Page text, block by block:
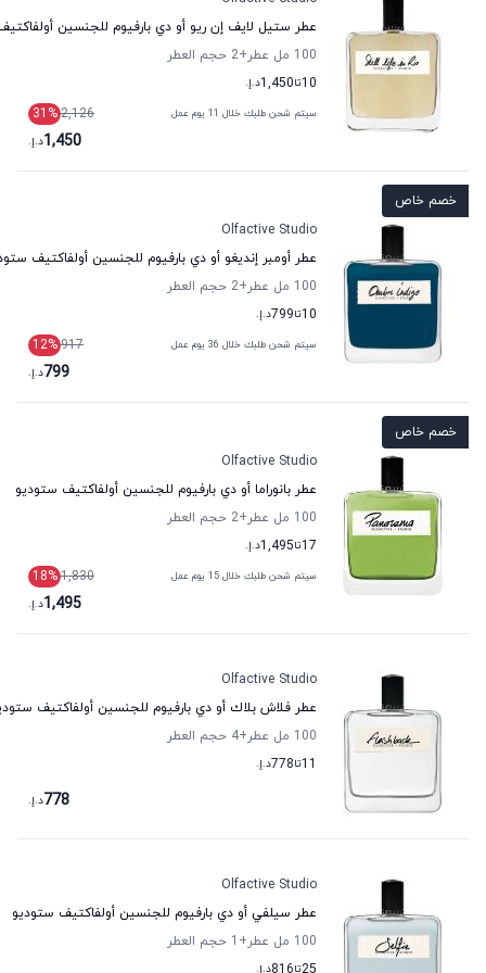
عطر ستيل لايف إن ريو أو دي بارفيوم للجنسين
100 مل عطر
+2
حجم العطر
10تا1,450د.إ.
سيتم شحن طلبك خلال 11 يوم عمل 2,126
31 %
1,450د.إ.
خصم خاص
Olfactive Studio
عطر أومبر إنديغو أو دي بارفيوم للجنسين أولفاكتيف
100 مل عطر
+2
حجم العطر
10تا799د.إ.
سيتم شحن طلبك خلال 36 يوم عمل 917
12%
799د.إ.
خصم خاص
Olfactive Studio
عطر بانوراما أو دي بارفيوم للجنسين أولفاكتيف ستوديو
100 مل عطر
+2
حجم العطر
17تا1,495د.إ.
سيتم شحن طلبك خلال 15 يوم عمل 1,830
18%
1,495د.إ.
Olfactive Studio
عطر فلاش بلاك أو دي بارفيوم للجنسين أولفاكتيف
100 مل عطر
+4
حجم العطر
11تا778د.إ.
778د.إ.
Olfactive Studio
عطر سيلفي أو دي بارفيوم للجنسين أولفاكتيف ستوديو
100 مل عطر
+1
حجم العطر
تا د.إ.